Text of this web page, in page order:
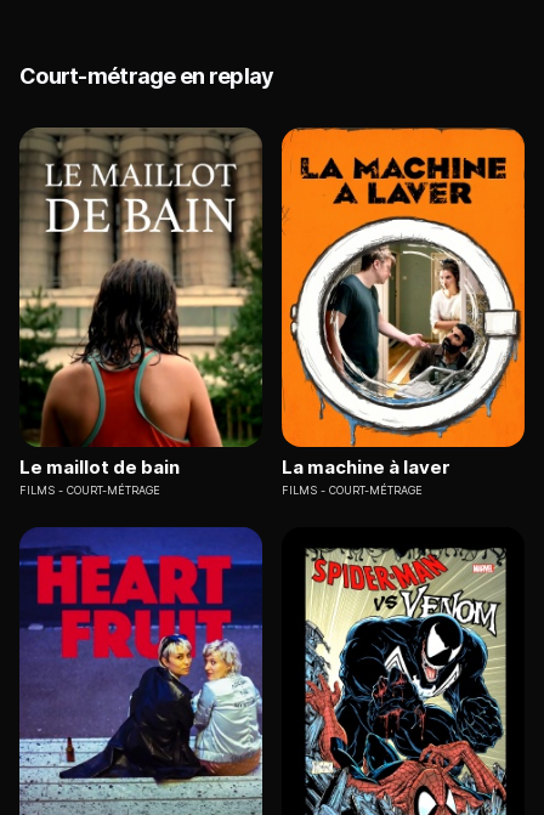
Court-métrage en replay
Le maillot de bain
FILMS COURT-MÉTRAGE
La machine à laver
FILMS COURT-MÉTRAGE